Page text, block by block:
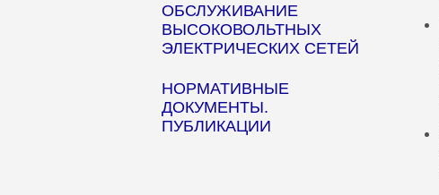
ОБСЛУЖИВАНИЕ
ВЫСОКОВОЛЬТНЫХ
ЭЛЕКТРИЧЕСКИХ СЕТЕЙ
НОРМАТИВНЫЕ
ДОКУМЕНТЫ.
ПУБЛИКАЦИИ